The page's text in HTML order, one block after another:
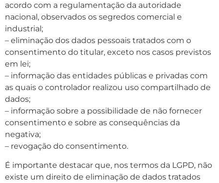
acordo com a regulamentação da autoridade
nacional, observados os segredos comercial e
industrial;
– eliminação dos dados pessoais tratados com o
consentimento do titular, exceto nos casos previstos
em lei;
– informação das entidades públicas e privadas com
as quais o controlador realizou uso compartilhado de
dados;
– informação sobre a possibilidade de não fornecer
consentimento e sobre as consequências da
negativa;
– revogação do consentimento.
É importante destacar que, nos termos da LGPD, não
existe um direito de eliminação de dados tratados